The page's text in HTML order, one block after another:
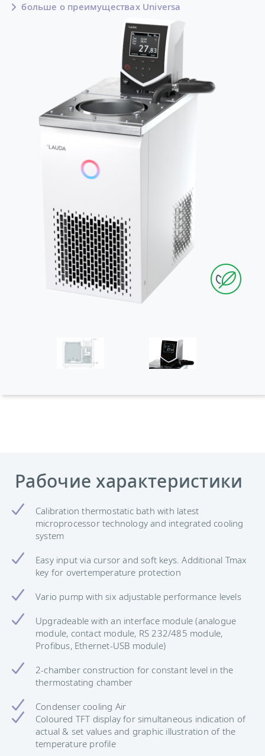
больше о преимуществах Universa
Рабочие характеристики
Calibration thermostatic bath with latest
microprocessor technology and integrated cooling
system
Easy input via cursor and soft keys. Additional Tmax
key for overtemperature protection
Vario pump with six adjustable performance levels
Upgradeable with an interface module (analogue
module, contact module, RS 232/485 module,
Profibus, Ethernet-USB module)
2-chamber construction for constant level in the
thermostating chamber
Condenser cooling Air
Coloured TFT display for simultaneous indication of
actual & set values and graphic illustration of the
temperature profile